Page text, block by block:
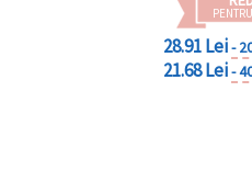
28.91 Lei-
21.68 Lei-